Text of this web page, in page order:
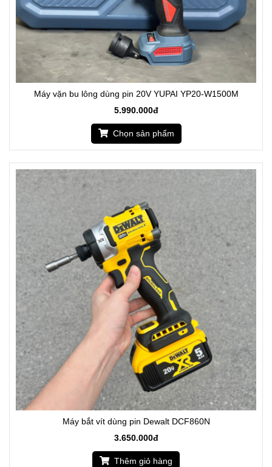
Máy vặn bu lông dùng pin 20V YUPAI YP20-W1500M
5.990.000đ
Chọn sản phẩm
Máy bắt vít dùng pin Dewalt DCF860N
3.650.000đ
Thêm giỏ hàng